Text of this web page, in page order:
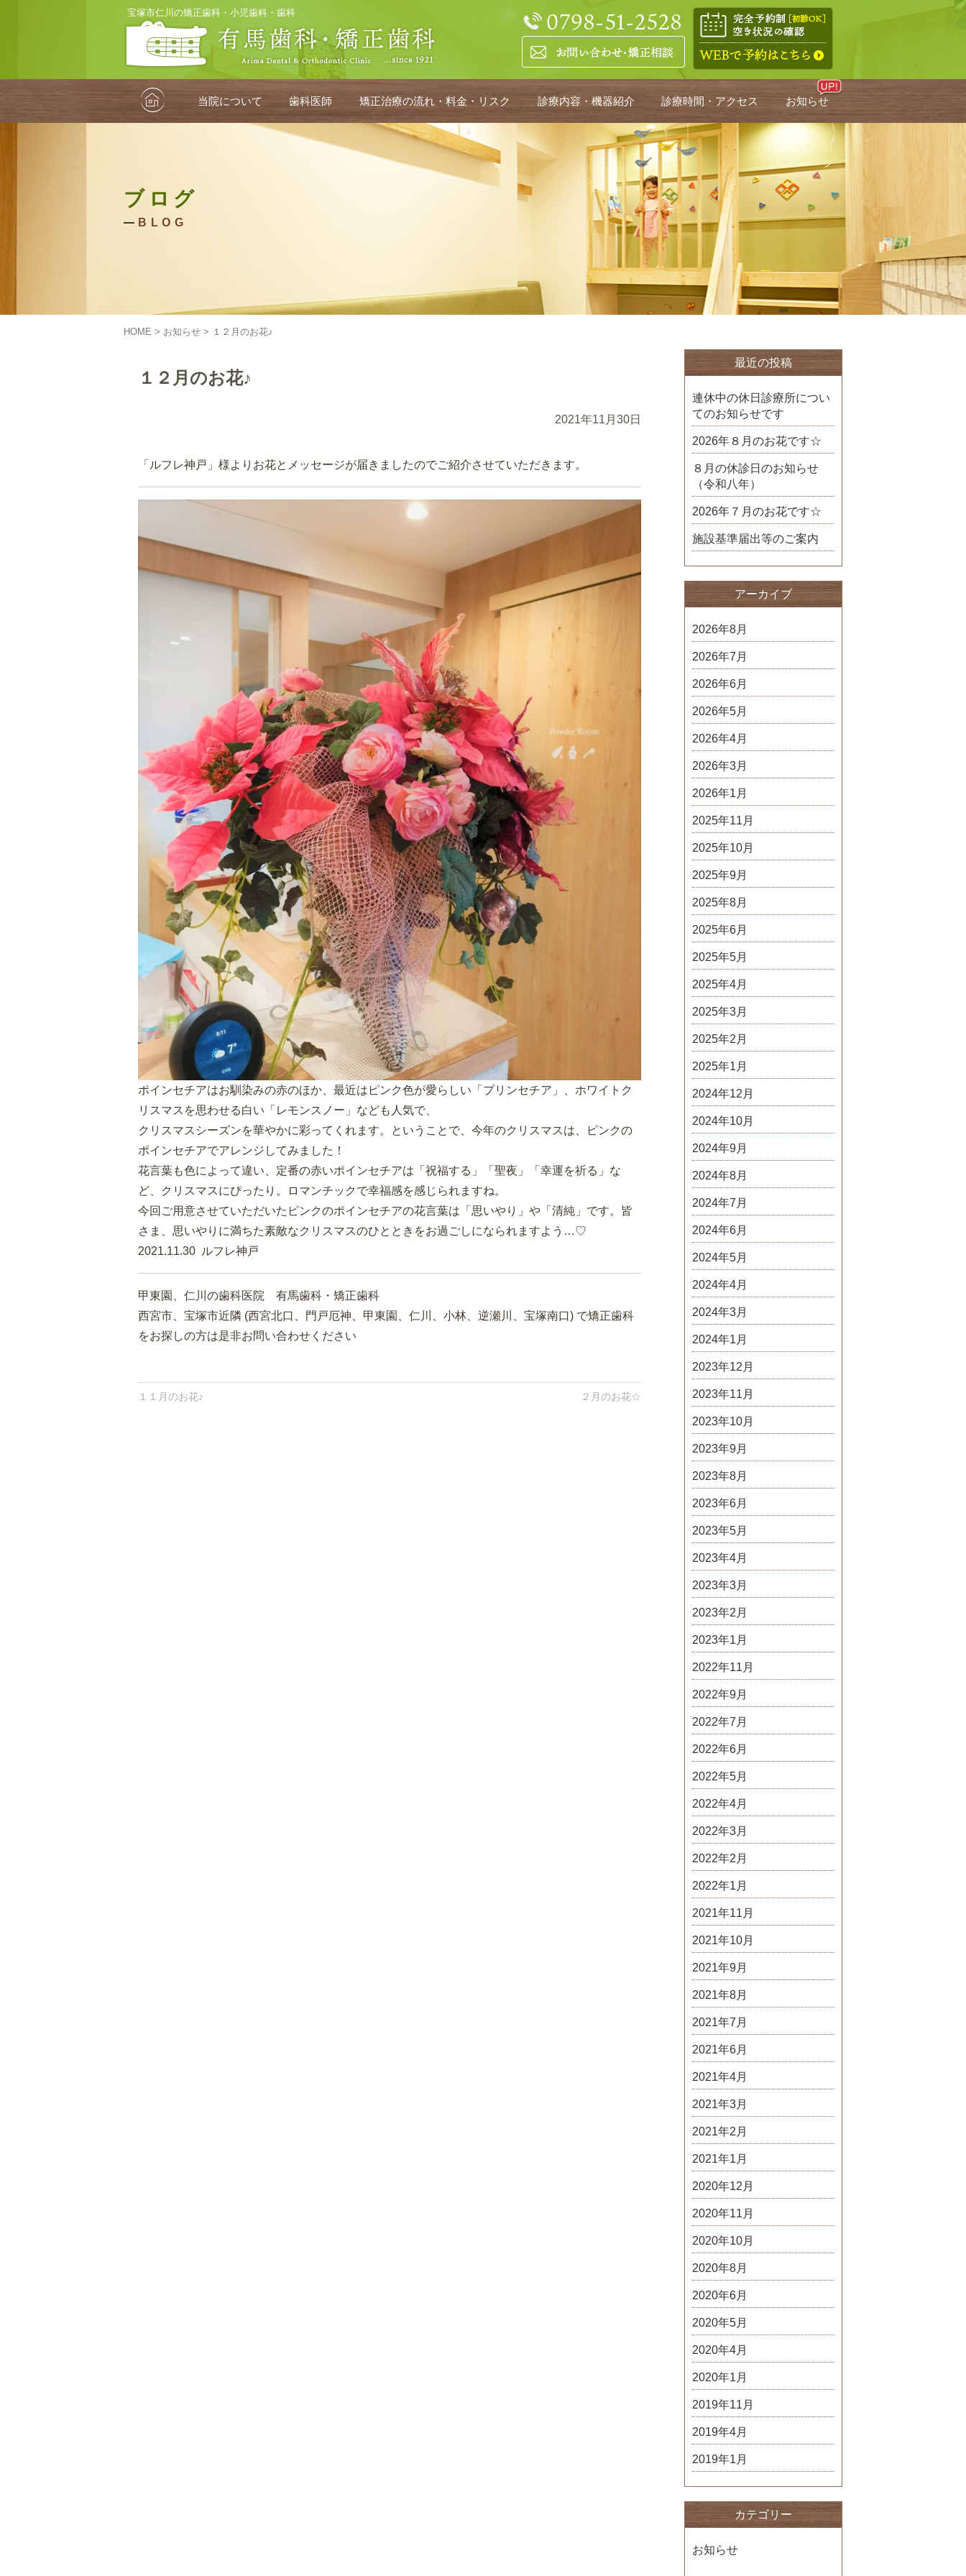
宝塚市仁川の矯正歯科・小児歯科・歯科
HOME 当院について 歯科医師 矯正治療の流れ・料金・リスク 診療内容・機器紹介 診療時間・アクセス お知らせ
ブログ
BLOG
HOME > お知らせ > １２月のお花♪
１２月のお花♪
2021年11月30日
「ルフレ神戸」様よりお花とメッセージが届きましたのでご紹介させていただきます。
ポインセチアはお馴染みの赤のほか、最近はピンク色が愛らしい「プリンセチア」、ホワイトク
リスマスを思わせる白い「レモンスノー」なども人気で、
クリスマスシーズンを華やかに彩ってくれます。ということで、今年のクリスマスは、ピンクの
ポインセチアでアレンジしてみました！
花言葉も色によって違い、定番の赤いポインセチアは「祝福する」「聖夜」「幸運を祈る」な
ど、クリスマスにぴったり。ロマンチックで幸福感を感じられますね。
今回ご用意させていただいたピンクのポインセチアの花言葉は「思いやり」や「清純」です。皆
さま、思いやりに満ちた素敵なクリスマスのひとときをお過ごしになられますよう…♡
2021.11.30 ルフレ神戸
甲東園、仁川の歯科医院 有馬歯科・矯正歯科
西宮市、宝塚市近隣 (西宮北口、門戸厄神、甲東園、仁川、小林、逆瀬川、宝塚南口) で矯正歯科
をお探しの方は是非お問い合わせください
１１月のお花♪ ２月のお花☆
最近の投稿
連休中の休日診療所につい
てのお知らせです
2026年８月のお花です☆
８月の休診日のお知らせ
（令和八年）
2026年７月のお花です☆
施設基準届出等のご案内
アーカイブ
2026年8月
2026年7月
2026年6月
2026年5月
2026年4月
2026年3月
2026年1月
2025年11月
2025年10月
2025年9月
2025年8月
2025年6月
2025年5月
2025年4月
2025年3月
2025年2月
2025年1月
2024年12月
2024年10月
2024年9月
2024年8月
2024年7月
2024年6月
2024年5月
2024年4月
2024年3月
2024年1月
2023年12月
2023年11月
2023年10月
2023年9月
2023年8月
2023年6月
2023年5月
2023年4月
2023年3月
2023年2月
2023年1月
2022年11月
2022年9月
2022年7月
2022年6月
2022年5月
2022年4月
2022年3月
2022年2月
2022年1月
2021年11月
2021年10月
2021年9月
2021年8月
2021年7月
2021年6月
2021年4月
2021年3月
2021年2月
2021年1月
2020年12月
2020年11月
2020年10月
2020年8月
2020年6月
2020年5月
2020年4月
2020年1月
2019年11月
2019年4月
2019年1月
カテゴリー
お知らせ